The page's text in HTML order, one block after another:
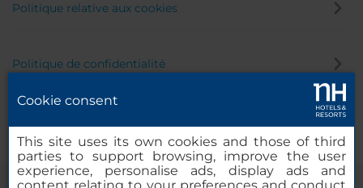
Politique relative aux cookies
Politique de confidentialité
Cookie consent
This site uses its own cookies and those of third
parties to support browsing, improve the user
experience, personalise ads, display ads and